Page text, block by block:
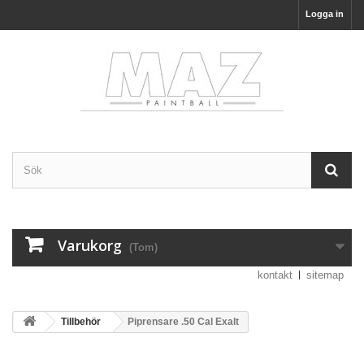
Logga in
Varukorg (Tom)
kontakt sitemap
Tillbehör Piprensare .50 Cal Exalt